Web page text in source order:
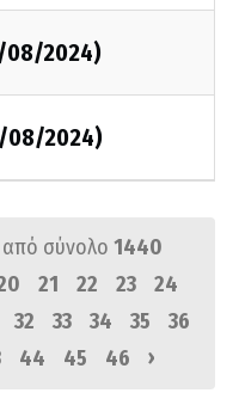
08/2024)
08/2024)
από σύνολο 1440
21 22 23
24
32 33 34 35
36
44 45 46 ›